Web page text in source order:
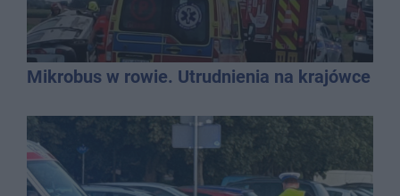
Mikrobus w rowie. Utrudnienia na krajówce